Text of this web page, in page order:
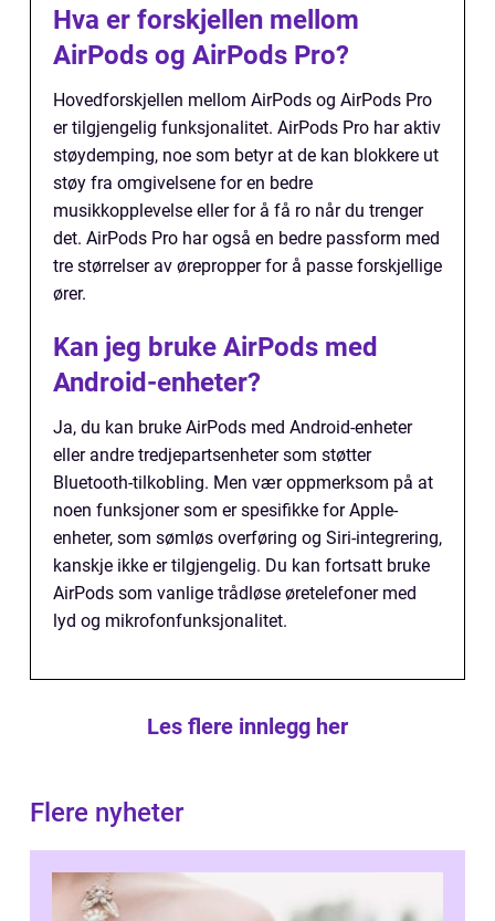
Hva er forskjellen mellom
AirPods og AirPods Pro?
Hovedforskjellen mellom AirPods og AirPods Pro
er tilgjengelig funksjonalitet. AirPods Pro har aktiv
støydemping, noe som betyr at de kan blokkere ut
støy fra omgivelsene for en bedre
musikkopplevelse eller for å få ro når du trenger
det. AirPods Pro har også en bedre passform med
tre størrelser av ørepropper for å passe forskjellige
ører.
Kan jeg bruke AirPods med
Android-enheter?
Ja, du kan bruke AirPods med Android-enheter
eller andre tredjepartsenheter som støtter
Bluetooth-tilkobling. Men vær oppmerksom på at
noen funksjoner som er spesifikke for Apple-
enheter, som sømløs overføring og Siri-integrering,
kanskje ikke er tilgjengelig. Du kan fortsatt bruke
AirPods som vanlige trådløse øretelefoner med
lyd og mikrofonfunksjonalitet.
Les flere innlegg her
Flere nyheter